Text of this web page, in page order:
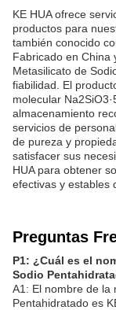
KE HUA ofrece
productos para
también conocido
Fabricado en China
Metasilicato de
fiabilidad. El
molecular
almacenamiento
servicios de
de pureza y
satisfacer sus
HUA para obtener
efectivas y estables
Preguntas
P1: ¿Cuál es el
Sodio
A1: El nombre de la
Pentahidratado es